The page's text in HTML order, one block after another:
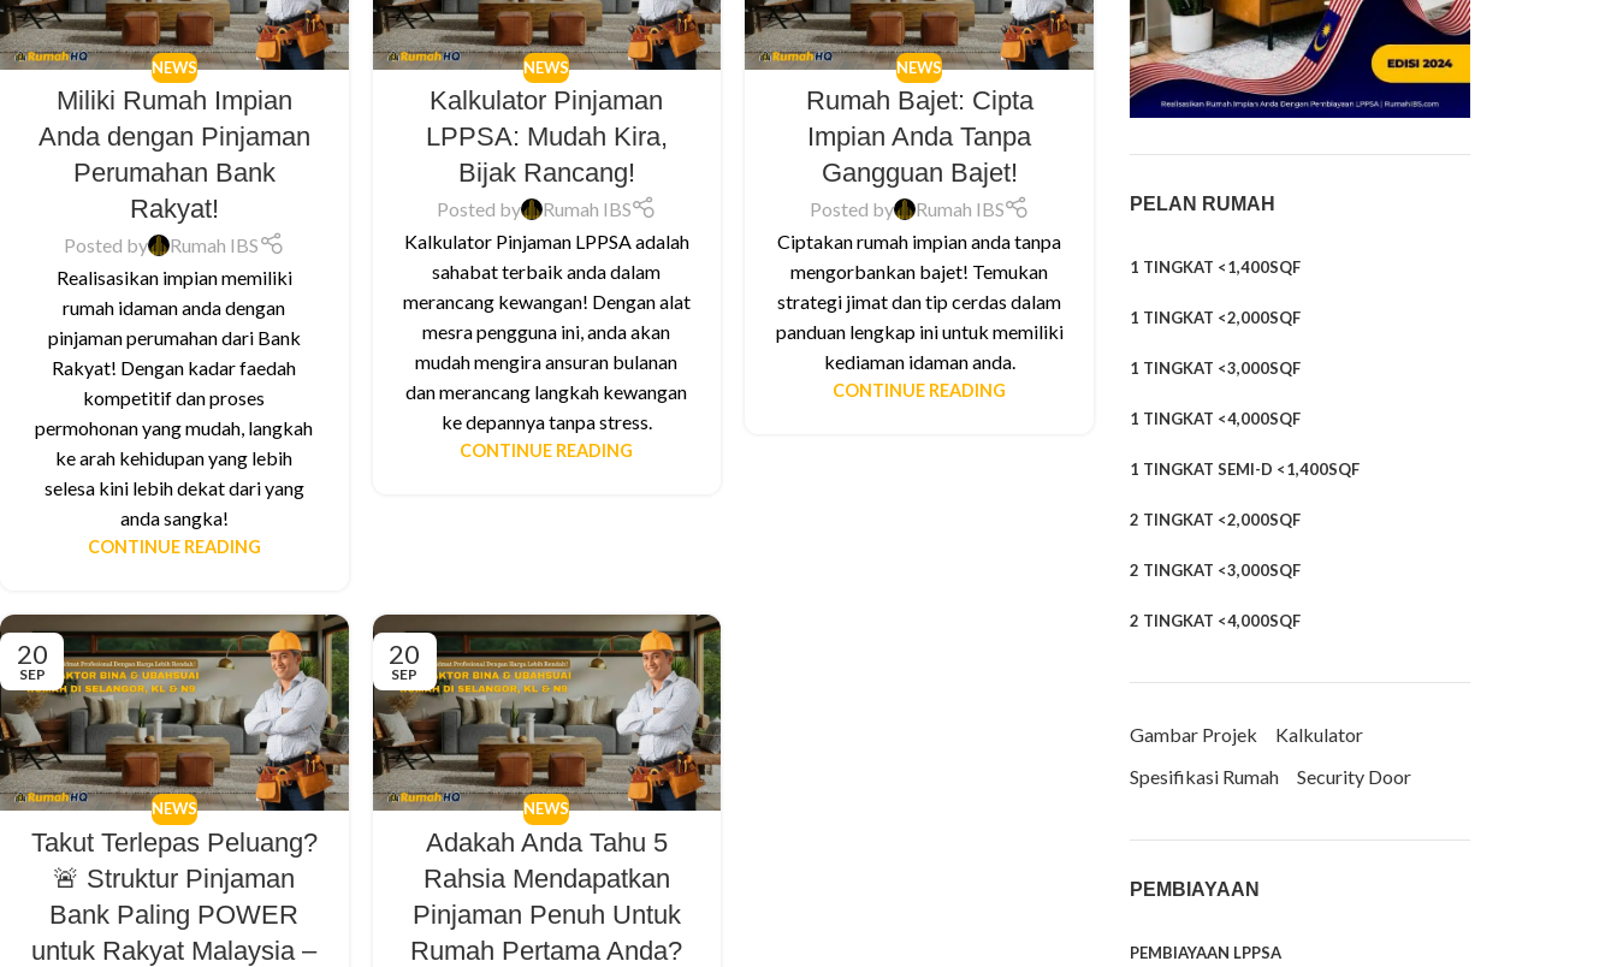
NEWS
Miliki Rumah Impian
Anda dengan Pinjaman
Perumahan Bank
Rakyat!
Posted by
Rumah IBS
Realisasikan impian memiliki
rumah idaman anda dengan
pinjaman perumahan dari Bank
Rakyat! Dengan kadar faedah
kompetitif dan proses
permohonan yang mudah, langkah
ke arah kehidupan yang lebih
selesa kini lebih dekat dari yang
anda sangka!
CONTINUE READING
NEWS
Kalkulator Pinjaman
LPPSA: Mudah Kira,
Bijak Rancang!
Posted by
Rumah IBS
Kalkulator Pinjaman LPPSA adalah
sahabat terbaik anda dalam
merancang kewangan! Dengan alat
mesra pengguna ini, anda akan
mudah mengira ansuran bulanan
dan merancang langkah kewangan
ke depannya tanpa stress.
CONTINUE READING
NEWS
Rumah Bajet: Cipta
Impian Anda Tanpa
Gangguan Bajet!
Posted by
Rumah IBS
Ciptakan rumah impian anda tanpa
mengorbankan bajet! Temukan
strategi jimat dan tip cerdas dalam
panduan lengkap ini untuk memiliki
kediaman idaman anda.
CONTINUE READING
20
SEP
NEWS
Takut Terlepas Peluang?
🚨 Struktur Pinjaman
Bank Paling POWER
untuk Rakyat Malaysia –
20
SEP
NEWS
Adakah Anda Tahu 5
Rahsia Mendapatkan
Pinjaman Penuh Untuk
Rumah Pertama Anda?
PELAN RUMAH
1 TINGKAT <1,400SQF
1 TINGKAT <2,000SQF
1 TINGKAT <3,000SQF
1 TINGKAT <4,000SQF
1 TINGKAT SEMI-D <1,400SQF
2 TINGKAT <2,000SQF
2 TINGKAT <3,000SQF
2 TINGKAT <4,000SQF
Gambar Projek
Kalkulator
Spesifikasi Rumah
Security Door
PEMBIAYAAN
PEMBIAYAAN LPPSA